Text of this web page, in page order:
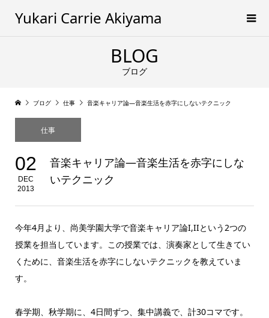
Yukari Carrie Akiyama
BLOG
ブログ
ブログ 仕事 音楽キャリア論―音楽生活を赤字にしないテクニック
仕事
02
DEC
2013
音楽キャリア論―音楽生活を赤字にしな
いテクニック
今年4月より、尚美学園大学で音楽キャリア論I,IIという2つの
授業を担当しています。この授業では、演奏家として生きてい
くために、音楽生活を赤字にしないテクニックを教えていま
す。
春学期、秋学期に、4日間ずつ、集中講義で、計30コマです。